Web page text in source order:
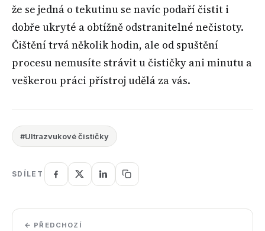
že se jedná o tekutinu se navíc podaří čistit i
dobře ukryté a obtížně odstranitelné nečistoty.
Čištění trvá několik hodin, ale od spuštění
procesu nemusíte strávit u čističky ani minutu a
veškerou práci přístroj udělá za vás.
#Ultrazvukové čističky
SDÍLET
← PŘEDCHOZÍ